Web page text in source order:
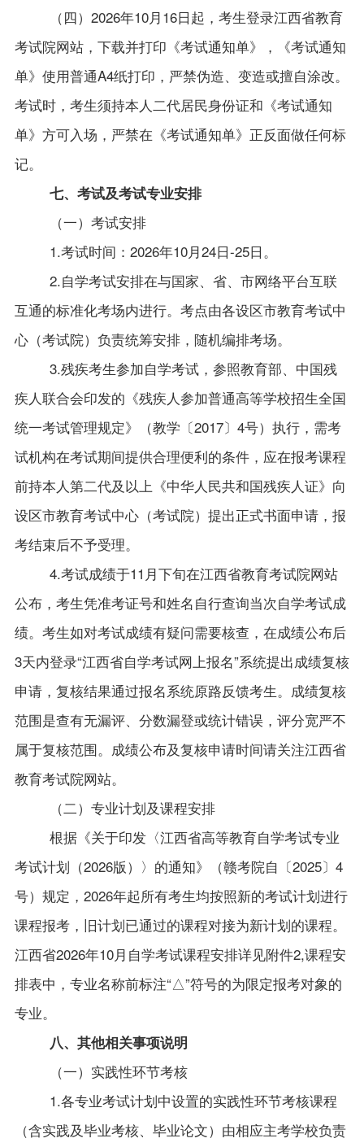
（四）2026年10月16日起，考生登录江西省教育
考试院网站，下载并打印《考试通知单》，《考试通知
单》使用普通A4纸打印，严禁伪造、变造或擅自涂改。
考试时，考生须持本人二代居民身份证和《考试通知
单》方可入场，严禁在《考试通知单》正反面做任何标
记。
七、考试及考试专业安排
（一）考试安排
1.考试时间：2026年10月24日-25日。
2.自学考试安排在与国家、省、市网络平台互联
互通的标准化考场内进行。考点由各设区市教育考试中
心（考试院）负责统筹安排，随机编排考场。
3.残疾考生参加自学考试，参照教育部、中国残
疾人联合会印发的《残疾人参加普通高等学校招生全国
统一考试管理规定》（教学〔2017〕4号）执行，需考
试机构在考试期间提供合理便利的条件，应在报考课程
前持本人第二代及以上《中华人民共和国残疾人证》向
设区市教育考试中心（考试院）提出正式书面申请，报
考结束后不予受理。
4.考试成绩于11月下旬在江西省教育考试院网站
公布，考生凭准考证号和姓名自行查询当次自学考试成
绩。考生如对考试成绩有疑问需要核查，在成绩公布后
3天内登录“江西省自学考试网上报名”系统提出成绩复核
申请，复核结果通过报名系统原路反馈考生。成绩复核
范围是查有无漏评、分数漏登或统计错误，评分宽严不
属于复核范围。成绩公布及复核申请时间请关注江西省
教育考试院网站。
（二）专业计划及课程安排
根据《关于印发〈江西省高等教育自学考试专业
考试计划（2026版）〉的通知》（赣考院自〔2025〕4
号）规定，2026年起所有考生均按照新的考试计划进行
课程报考， 旧计划已通过的课程对接为新计划的课程。
江西省2026年10月自学考试课程安排详见附件2,课程安
排表中，专业名称前标注“△”符号的为限定报考对象的
专业。
八、其他相关事项说明
（一）实践性环节考核
1.各专业考试计划中设置的实践性环节考核课程
（含实践及毕业考核、毕业论文）由相应主考学校负责